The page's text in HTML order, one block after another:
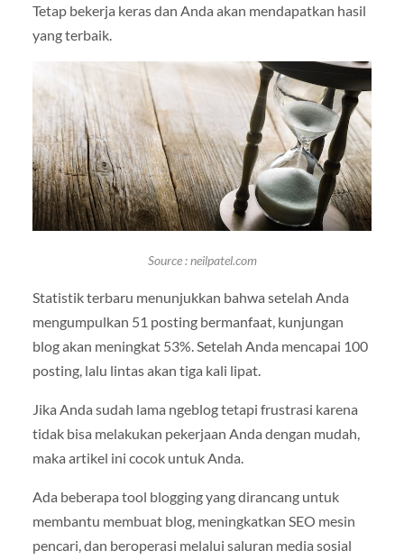
Tetap bekerja keras dan Anda akan mendapatkan hasil
yang terbaik.
Source : neilpatel.com
Statistik terbaru menunjukkan bahwa setelah Anda
mengumpulkan 51 posting bermanfaat, kunjungan
blog akan meningkat 53%. Setelah Anda mencapai 100
posting, lalu lintas akan tiga kali lipat.
Jika Anda sudah lama ngeblog tetapi frustrasi karena
tidak bisa melakukan pekerjaan Anda dengan mudah,
maka artikel ini cocok untuk Anda.
Ada beberapa tool blogging yang dirancang untuk
membantu membuat blog, meningkatkan SEO mesin
pencari, dan beroperasi melalui saluran media sosial